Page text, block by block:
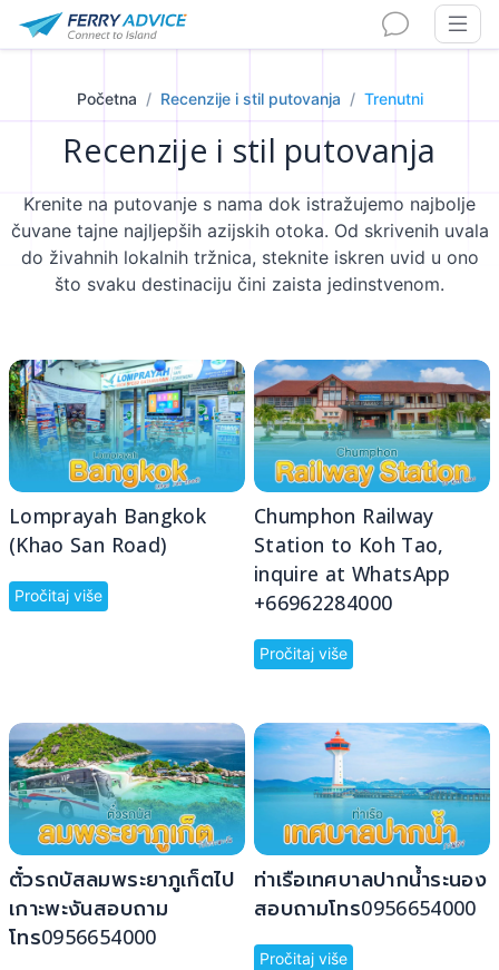
Početna Recenzije i stil putovanja Trenutni
Recenzije i stil putovanja
Krenite na putovanje s nama dok istražujemo najbolje
čuvane tajne najljepših azijskih otoka. Od skrivenih uvala
do živahnih lokalnih tržnica, steknite iskren uvid u ono
što svaku destinaciju čini zaista jedinstvenom.
Lomprayah Bangkok
(Khao San Road)
Pročitaj više
Chumphon Railway
Station to Koh Tao,
inquire at WhatsApp
+66962284000
Pročitaj više
ตั๋วรถบัสลมพระยาภูเก็ตไป
เกาะพะงันสอบถาม
โทร0956654000
ท่าเรือเทศบาลปากน้ำระนอง
สอบถามโทร0956654000
Pročitaj više